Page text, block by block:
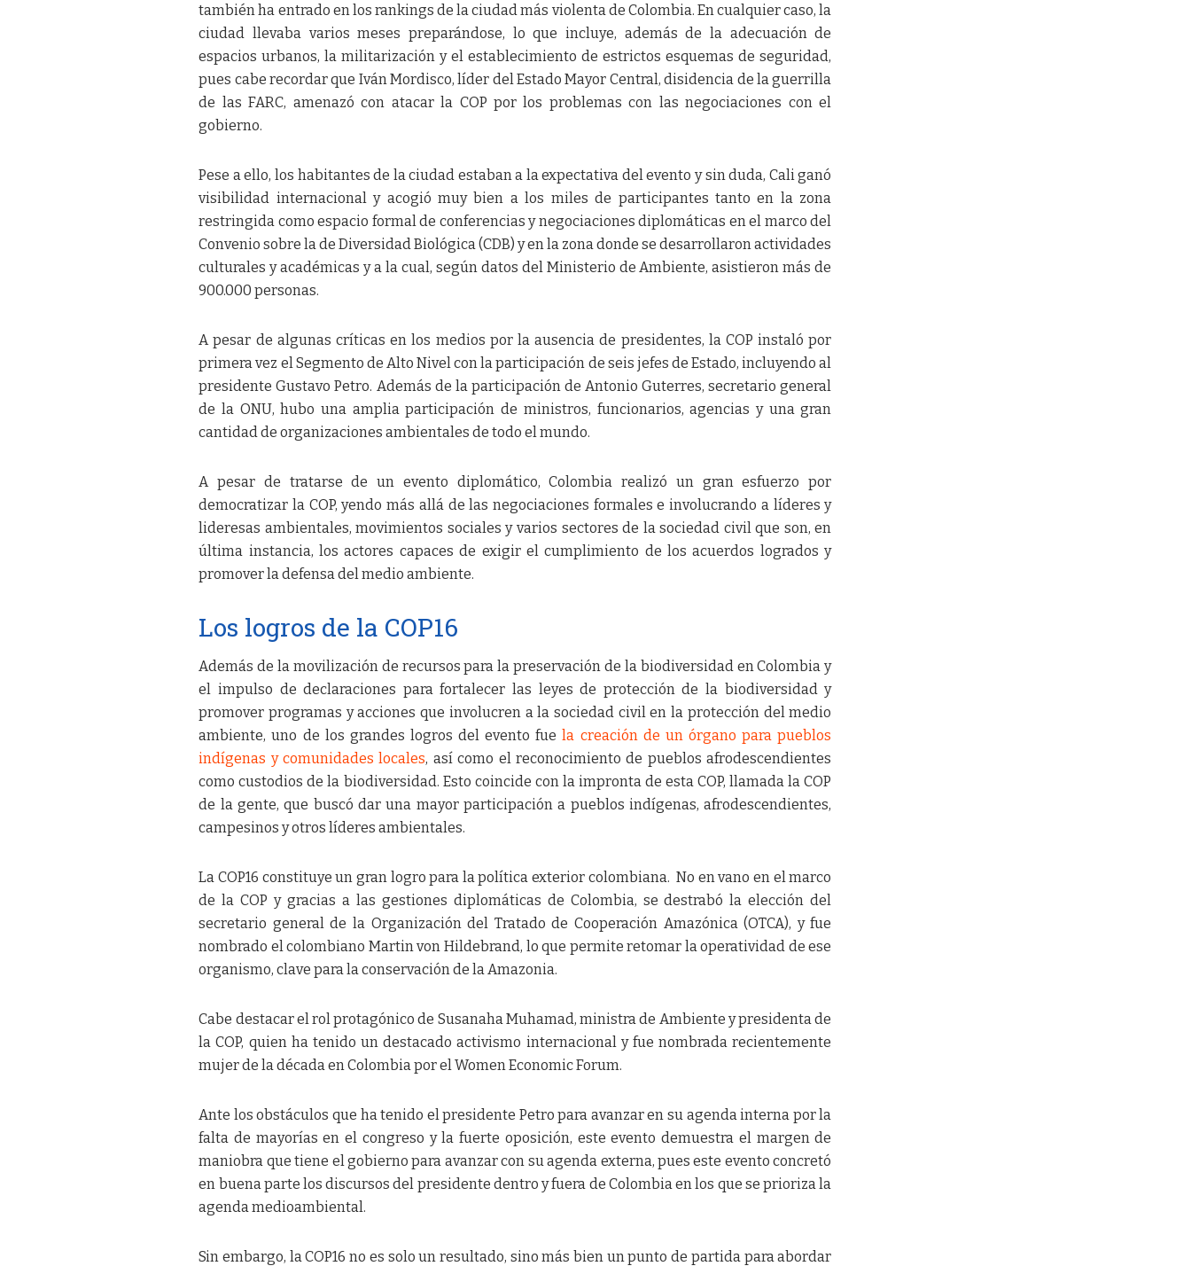
también ha entrado en los rankings de la ciudad más violenta de Colombia. En cualquier caso, la
ciudad llevaba varios meses preparándose, lo que incluye, además de la adecuación de
espacios urbanos, la militarización y el establecimiento de estrictos esquemas de seguridad,
pues cabe recordar que Iván Mordisco, líder del Estado Mayor Central, disidencia de la guerrilla
de las FARC, amenazó con atacar la COP por los problemas con las negociaciones con el
gobierno.
Pese a ello, los habitantes de la ciudad estaban a la expectativa del evento y sin duda, Cali ganó
visibilidad internacional y acogió muy bien a los miles de participantes tanto en la zona
restringida como espacio formal de conferencias y negociaciones diplomáticas en el marco del
Convenio sobre la de Diversidad Biológica (CDB) y en la zona donde se desarrollaron actividades
culturales y académicas y a la cual, según datos del Ministerio de Ambiente, asistieron más de
900.000 personas.
A pesar de algunas críticas en los medios por la ausencia de presidentes, la COP instaló por
primera vez el Segmento de Alto Nivel con la participación de seis jefes de Estado, incluyendo al
presidente Gustavo Petro. Además de la participación de Antonio Guterres, secretario general
de la ONU, hubo una amplia participación de ministros, funcionarios, agencias y una gran
cantidad de organizaciones ambientales de todo el mundo.
A pesar de tratarse de un evento diplomático, Colombia realizó un gran esfuerzo por
democratizar la COP, yendo más allá de las negociaciones formales e involucrando a líderes y
lideresas ambientales, movimientos sociales y varios sectores de la sociedad civil que son, en
última instancia, los actores capaces de exigir el cumplimiento de los acuerdos logrados y
promover la defensa del medio ambiente.
Los logros de la COP16
Además de la movilización de recursos para la preservación de la biodiversidad en Colombia y
el impulso de declaraciones para fortalecer las leyes de protección de la biodiversidad y
promover programas y acciones que involucren a la sociedad civil en la protección del medio
ambiente, uno de los grandes logros del evento fuela creación de un órgano para pueblos
indígenas y comunidades locales, así como el reconocimiento de pueblos afrodescendientes
como custodios de la biodiversidad. Esto coincide con la impronta de esta COP, llamada la COP
de la gente, que buscó dar una mayor participación a pueblos indígenas, afrodescendientes,
campesinos y otros líderes ambientales.
La COP16 constituye un gran logro para la política exterior colombiana. No en vano en el marco
de la COP y gracias a las gestiones diplomáticas de Colombia, se destrabó la elección del
secretario general de la Organización del Tratado de Cooperación Amazónica (OTCA), y fue
nombrado el colombiano Martin von Hildebrand, lo que permite retomar la operatividad de ese
organismo, clave para la conservación de la Amazonia.
Cabe destacar el rol protagónico de Susanaha Muhamad, ministra de Ambiente y presidenta de
la COP, quien ha tenido un destacado activismo internacional y fue nombrada recientemente
mujer de la década en Colombia por el Women Economic Forum.
Ante los obstáculos que ha tenido el presidente Petro para avanzar en su agenda interna por la
falta de mayorías en el congreso y la fuerte oposición, este evento demuestra el margen de
maniobra que tiene el gobierno para avanzar con su agenda externa, pues este evento concretó
en buena parte los discursos del presidente dentro y fuera de Colombia en los que se prioriza la
agenda medioambiental.
Sin embargo, la COP16 no es solo un resultado, sino más bien un punto de partida para abordar